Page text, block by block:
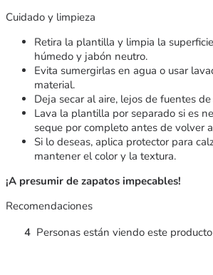
Cuidado y limpieza
Retira la plantilla y limpia la
húmedo y jabón neutro.
Evita sumergirlas en agua o usar
material.
Deja secar al aire, lejos de fuentes
Lava la plantilla por separado si es
seque por completo antes de volver
Si lo deseas, aplica protector para
mantener el color y la textura.
¡A presumir de zapatos impecables!
Recomendaciones
4 Personas están viendo este